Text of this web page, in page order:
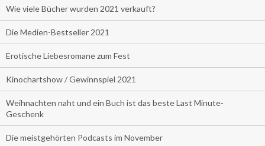
Wie viele Bücher wurden 2021 verkauft?
Die Medien-Bestseller 2021
Erotische Liebesromane zum Fest
Kinochartshow / Gewinnspiel 2021
Weihnachten naht und ein Buch ist das beste Last Minute-
Geschenk
Die meistgehörten Podcasts im November